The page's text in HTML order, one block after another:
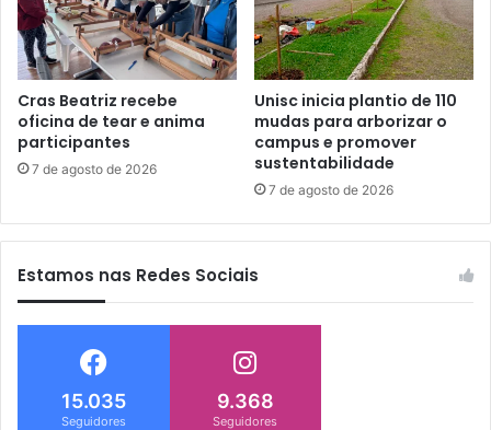
Cras Beatriz recebe
oficina de tear e anima
participantes
7 de agosto de 2026
Unisc inicia plantio de 110
mudas para arborizar o
campus e promover
sustentabilidade
7 de agosto de 2026
Estamos nas Redes Sociais
15.035
Seguidores
9.368
Seguidores